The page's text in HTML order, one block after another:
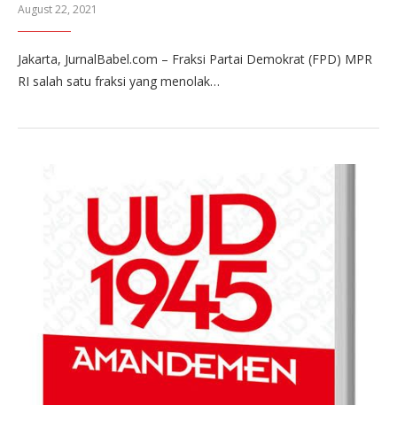
August 22, 2021
Jakarta, JurnalBabel.com – Fraksi Partai Demokrat (FPD) MPR
RI salah satu fraksi yang menolak…